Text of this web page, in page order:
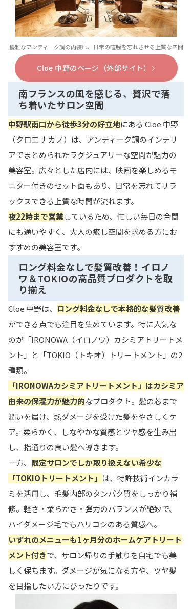
優雅なアンティーク調の内装は、日常の喧騒を忘れさせる上質な空間
Cloe 中野のページ（外部サイト）
南フランスの風を感じる、贅沢で落
ち着いたサロン空間
中野駅南口から徒歩3分の好立地にある Cloe 中野
（クロエ ナカノ）は、アンティーク調のインテリ
アでまとめられたラグジュアリーな空間が魅力の
美容室。広々とした店内には、映画を楽しめるモ
ニター付きのセット面もあり、日常を忘れてリラ
ックスできる上質な時間が流れます。
夜22時まで営業しているため、忙しい毎日の合間
にも通いやすく、大人の癒し空間を求める方にお
すすめの美容室です。
ロング料金なしで髪質改善！イロノ
ワ＆TOKIOの高品質プロダクトを取
り揃え
Cloe 中野は、 ロング料金なしで本格的な髪質改善
ができる点でも注目を集めています。特に人気な
のが「IRONOWA（イロノワ）カシミアトリートメ
ント」と「TOKIO（トキオ）トリートメント」の2
種類。
「IRONOWAカシミアトリートメント」はカシミア
由来の保湿力が魅力的なプロダクト。髪の芯まで
潤いを届け、熱ダメージを受けた髪をやさしくケ
ア。柔らかく、しなやかな質感とツヤ感を生み出
し、指通りの良い髪へ導きます。
一方、 限定サロンでしか取り扱えない希少な
「TOKIOトリートメント」 は、特許技術インカラ
ミを活用し、毛髪内部のタンパク質をしっかり補
修。軽さ・柔らかさ・弾力のバランスが絶妙で、
ハイダメージ毛でもハリコシのある質感へ。
いずれのメニューも1ヶ月分のホームケアトリート
メント付きで、サロン帰りの手触りを自宅でも美
しく保ちます。ダメージが気になる方や、ツヤ髪
を目指したい方にぴったりです。